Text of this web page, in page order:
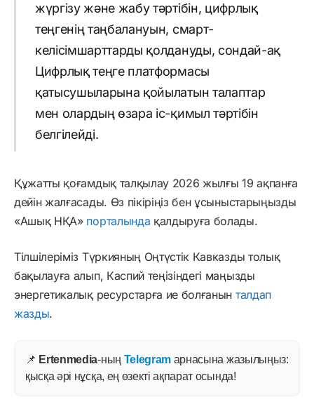
жүргізу және жабу тәртібін, цифрлық
теңгенің таңбалануын, смарт-
келісімшарттарды қолдануды, сондай-ақ
Цифрлық теңге платформасы
қатысушыларына қойылатын талаптар
мен олардың өзара іс-қимыл тәртібін
белгілейді.
Құжатты қоғамдық талқылау 2026 жылғы 19 ақпанға
дейін жалғасады. Өз пікіріңіз бен ұсыныстарыңызды
«Ашық НҚА» порталында қалдыруға болады.
Тілшілеріміз Түркияның Оңтүстік Кавказды толық
бақылауға алып, Каспий теңізіндегі маңызды
энергетикалық ресурстарға ие болғанын талдап
жазды.
📌 Ertenmedia-ның Telegram арнасына жазылыңыз:
қысқа әрі нұсқа, ең өзекті ақпарат осында!